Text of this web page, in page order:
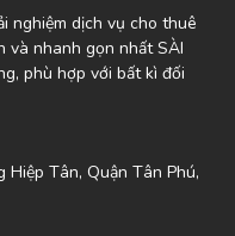
nghiệm dịch vụ cho thuê
và nhanh gọn nhất SÀI
phù hợp với bất kì đối
Hiệp Tân, Quận Tân Phú,